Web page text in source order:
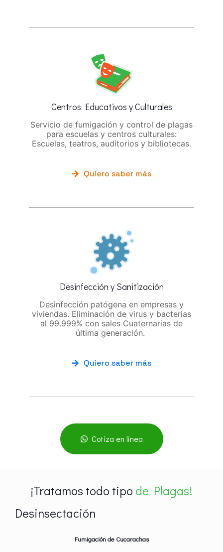
Centros Educativos y Culturales
Servicio de fumigación y control de plagas
para escuelas y centros culturales:
Escuelas, teatros, auditorios y bibliotecas.
Quiero saber más
Desinfección y Sanitización
Desinfección patógena en empresas y
viviendas. Eliminación de virus y bacterias
al 99.999% con sales Cuaternarias de
última generación.
Quiero saber más
Cotiza en linea
¡Tratamos todo tipo de Plagas!
Desinsectación
Fumigación de Cucarachas